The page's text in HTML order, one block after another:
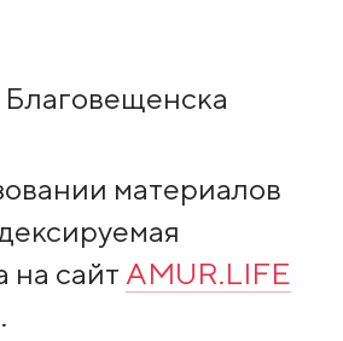
материалов
на сайт AMUR.LIFE